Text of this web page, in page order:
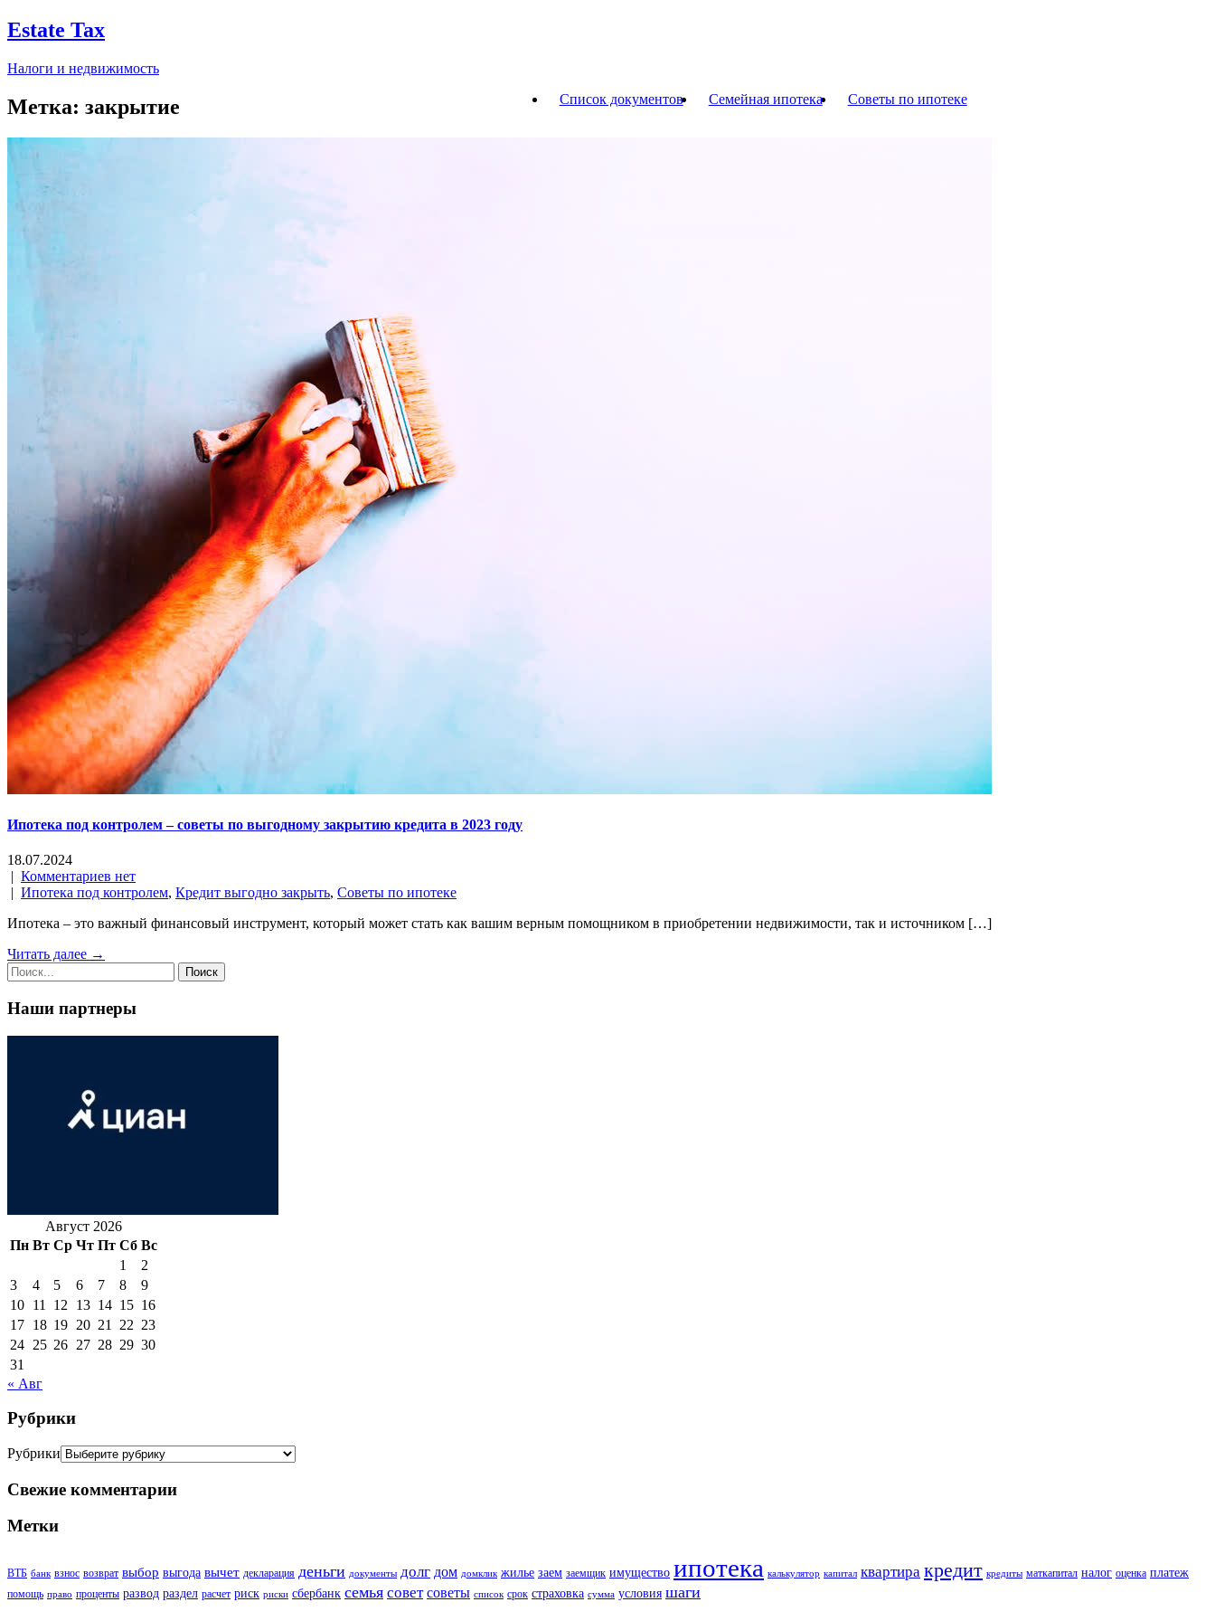
Estate Tax
Налоги и недвижимость
Советы по ипотеке
Семейная ипотека
Список документов
Метка: закрытие
Ипотека под контролем – советы по выгодному закрытию кредита в 2023 году
18.07.2024
| Комментариев нет
| Ипотека под контролем, Кредит выгодно закрыть, Советы по ипотеке
Ипотека – это важный финансовый инструмент, который может стать как вашим верным помощником в приобретении недвижимости, так и источником […]
Читать далее →
Наши партнеры
Август 2026
Пн Вт Ср Чт Пт Сб Вс
1
2
3
4 5 6 7 8
9
10 11 12 13 14 15 16
17 18 19 20 21 22 23
24 25 26 27 28 29 30
31
« Авг
Рубрики
Рубрики
Свежие комментарии
Метки
ВТБ банк взнос возврат выбор выгода вычет декларация деньги документы долг дом домклик жилье заем заемщик имущество ипотека калькулятор капитал квартира кредит кредиты маткапитал налог оценка платеж
помощь право проценты развод раздел расчет риск риски сбербанк семья совет советы список срок страховка сумма условия шаги